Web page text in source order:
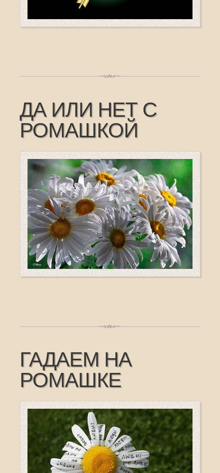
ДА ИЛИ НЕТ С
РОМАШКОЙ
ГАДАЕМ НА
РОМАШКЕ